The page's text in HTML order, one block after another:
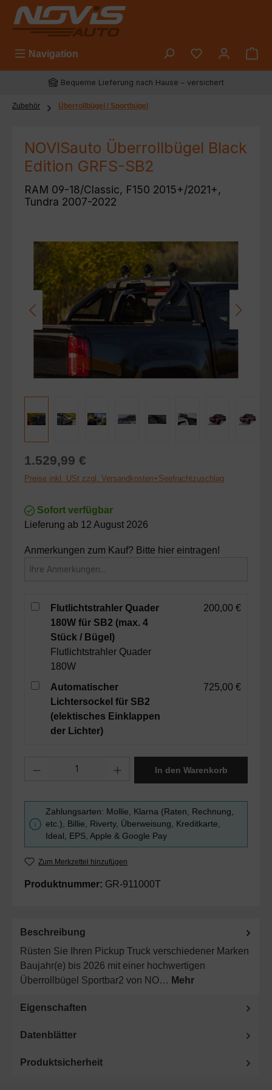
Zum Hauptinhalt springen
Navigation Du hast 0
Bequeme Lieferung nach Hause – versichert
Zubehör Überrollbügel / Sportbügel
NOVISauto Überrollbügel Black
Edition GRFS-SB2
RAM 09-18/Classic, F150 2015+/2021+,
Tundra 2007-2022
Bildergalerie überspringen
Regulärer Preis:
1.529,99 €
Preise inkl. USt zzgl. Versandkosten+Seefrachtzuschlag
Sofort verfügbar
Lieferung ab 12 August 2026
Anmerkungen zum Kauf? Bitte hier eintragen!
Flutlichtstrahler Quader
180W für SB2 (max. 4
Stück / Bügel)
Flutlichtstrahler Quader
180W
200,00 €
Automatischer
Lichtersockel für SB2
(elektisches Einklappen
der Lichter)
725,00 €
In den Warenkorb
Zahlungsarten: Mollie, Klarna (Raten, Rechnung,
etc.), Billie, Riverty, Überweisung, Kreditkarte,
Ideal, EPS, Apple & Google Pay
Zum Merkzettel hinzufügen
Produktnummer: GR-911000T
Beschreibung
Rüsten Sie Ihren Pickup Truck verschiedener Marken
Baujahr(e) bis 2026 mit einer hochwertigen
Überrollbügel Sportbar2 von NO… Mehr
Eigenschaften
Datenblätter
Produktsicherheit